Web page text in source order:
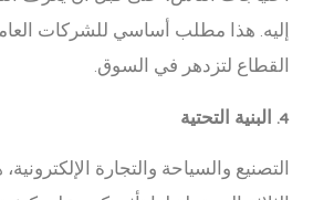
إليه. هذا مطلب أساسي للشركات
القطاع لتزدهر في السوق.
4. البنية التحتية
التصنيع والسياحة والتجارة